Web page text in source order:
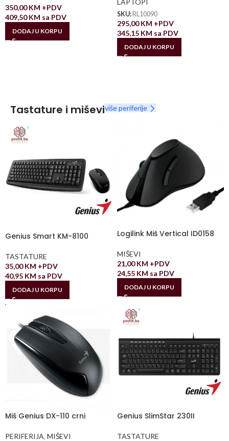
350,00KM +PDV
409,50KM sa PDV
DODAJ U KORPU
SKU: RL10090
295,00KM +PDV
345,15 KM sa PDV
DODAJ U KORPU
Tastature i miševiviše periferije
Genius Smart KM-8100
TASTATURE
35,00KM +PDV
40,95 KM sa PDV
DODAJ U KORPU
Logilink Miš Vertical ID0158
MIŠEVI
21,00KM +PDV
24,55 KM sa PDV
DODAJ U KORPU
Miš Genius DX-110 crni
PERIFERIJA, MIŠEVI
Genius SlimStar 230II
TASTATURE